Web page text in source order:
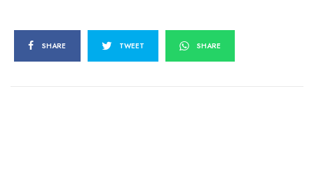
SHARE TWEET SHARE